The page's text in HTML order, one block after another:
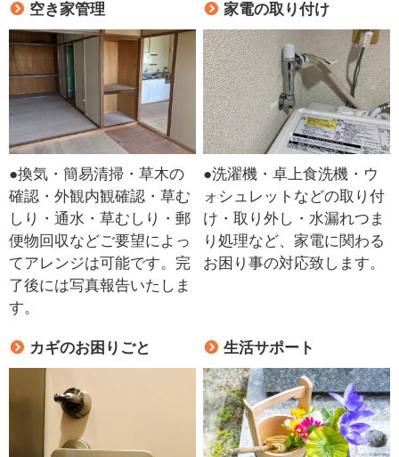
空き家管理
●換気・簡易清掃・草木の
確認・外観内観確認・草む
しり・通水・草むしり・郵
便物回収などご要望によっ
てアレンジは可能です。完
了後には写真報告いたしま
す。
家電の取り付け
●洗濯機・卓上食洗機・ウ
ォシュレットなどの取り付
け・取り外し・水漏れつま
り処理など、家電に関わる
お困り事の対応致します。
カギのお困りごと 生活サポート